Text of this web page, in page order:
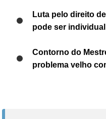
Luta pelo direito
pode ser individual
Contorno do
problema velho